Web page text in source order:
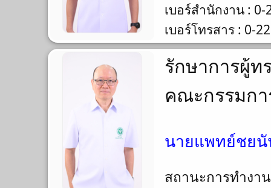
เบอร์สำนักงาน :
เบอร์โทรสาร : 0-
รักษาการผู้
คณะกรรมก
นายแพทย์ชย
สถานะการทำงา